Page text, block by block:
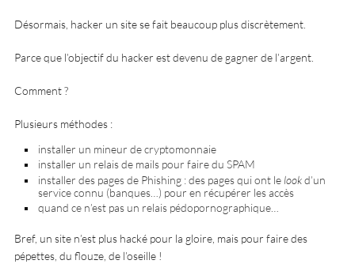
Désormais, hacker un site se fait beaucoup plus discrètement.
Parce que l’objectif du hacker est devenu de gagner de l’argent.
Comment ?
Plusieurs méthodes :
installer un mineur de cryptomonnaie
installer un relais de mails pour faire du SPAM
installer des pages de Phishing : des pages qui ont le lookd’un
service connu (banques…) pour en récupérer les accès
quand ce n’est pas un relais pédopornographique…
Bref, un site n’est plus hacké pour la gloire, mais pour faire des
pépettes, du flouze, de l’oseille !